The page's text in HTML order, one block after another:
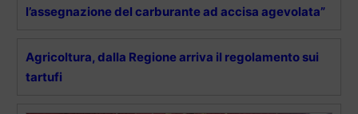
l’assegnazione del carburante ad accisa agevolata”
Agricoltura, dalla Regione arriva il regolamento sui
tartufi